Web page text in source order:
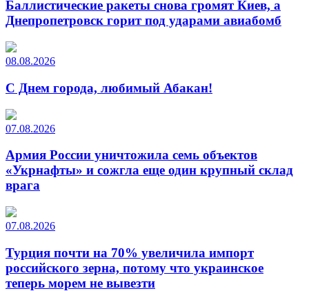
Баллистические ракеты снова громят Киев, а
Днепропетровск горит под ударами авиабомб
08.08.2026
С Днем города, любимый Абакан!
07.08.2026
Армия России уничтожила семь объектов
«Укрнафты» и сожгла еще один крупный склад
врага
07.08.2026
Турция почти на 70% увеличила импорт
российского зерна, потому что украинское
теперь морем не вывезти